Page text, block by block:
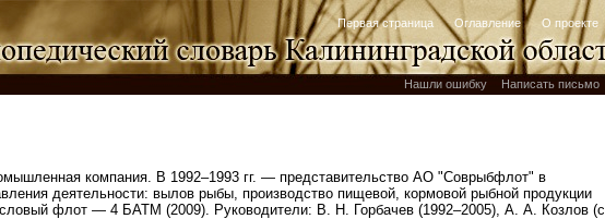
Первая страница Оглавление О проекте
Нашли ошибку Написать письмо
компания. В 1992–1993 гг. — представительство АО "Соврыбфлот" в
деятельности: вылов рыбы, производство пищевой, кормовой рыбной продукции
флот — 4 БАТМ (2009). Руководители: В. Н. Горбачев (1992–2005), А. А. Козлов (с